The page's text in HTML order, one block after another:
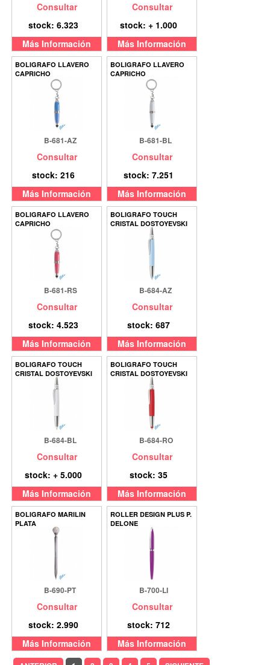
Consultar
stock: 6.323
Más Información
Consultar
stock: + 1.000
Más Información
BOLIGRAFO LLAVERO
CAPRICHO
B-681-AZ
Consultar
stock: 216
Más Información
BOLIGRAFO LLAVERO
CAPRICHO
B-681-BL
Consultar
stock: 7.251
Más Información
BOLIGRAFO LLAVERO
CAPRICHO
B-681-RS
Consultar
stock: 4.523
Más Información
BOLIGRAFO TOUCH
CRISTAL DOSTOYEVSKI
B-684-AZ
Consultar
stock: 687
Más Información
BOLIGRAFO TOUCH
CRISTAL DOSTOYEVSKI
B-684-BL
Consultar
stock: + 5.000
Más Información
BOLIGRAFO TOUCH
CRISTAL DOSTOYEVSKI
B-684-RO
Consultar
stock: 35
Más Información
BOLIGRAFO MARILIN
PLATA
B-690-PT
Consultar
stock: 2.990
Más Información
ROLLER DESIGN PLUS P.
DELONE
B-700-LI
Consultar
stock: 712
Más Información